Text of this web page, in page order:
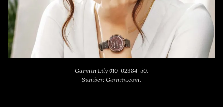
Garmin Lily 010-02384-50.
Sumber: Garmin.com.